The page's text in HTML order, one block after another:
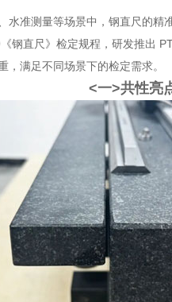
水准测量等场景中，钢直尺的精
钢直尺》检定规程，研发推出
，满足不同场景下的检定需求。
<一>共性亮